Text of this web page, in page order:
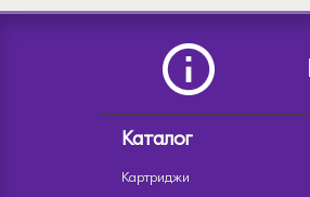
Каталог
Картриджи